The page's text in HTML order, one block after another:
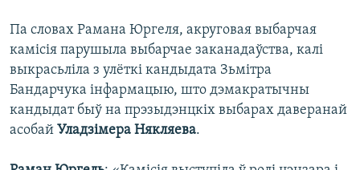
Па словах Рамана Юргеля, акруговая выбарчая
камісія парушыла выбарчае заканадаўства, калі
выкрасьліла з улёткі кандыдата Зьмітра
Бандарчука інфармацыю, што дэмакратычны
кандыдат быў на прэзыдэнцкіх выбарах даверанай
асобай Уладзімера Някляева.